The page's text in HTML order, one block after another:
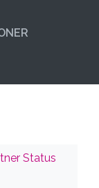
Status